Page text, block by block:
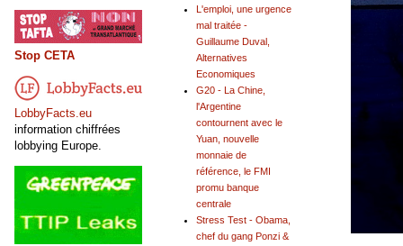
L'emploi, une urgence
mal traitée -
Guillaume Duval,
Alternatives
Economiques
G20 - La Chine,
l'Argentine
contournent avec le
Yuan, nouvelle
monnaie de
référence, le FMI
promu banque
centrale
Stress Test - Obama,
chef du gang Ponzi &
Stop CETA
LobbyFacts.eu
information chiffrées
lobbying Europe.